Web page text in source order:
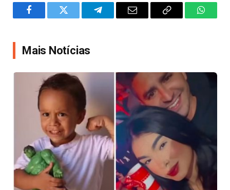
FacebookTwitter TelegramEmail
Copy
Mais Notícias